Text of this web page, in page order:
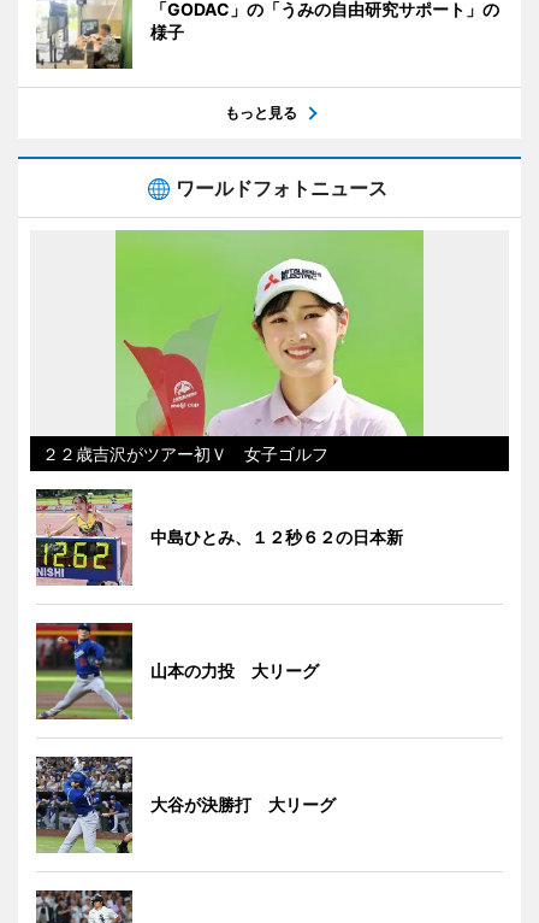
「GODAC」の「うみの自由研究サポート」の
様子
もっと見る
ワールドフォトニュース
２２歳吉沢がツアー初Ｖ 女子ゴルフ
中島ひとみ、１２秒６２の日本新
山本の力投 大リーグ
大谷が決勝打 大リーグ